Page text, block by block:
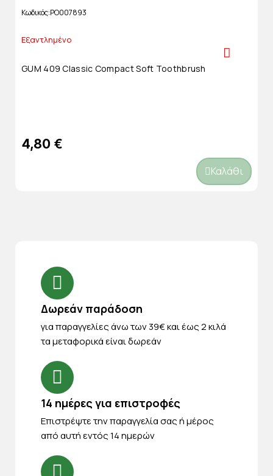
Κωδικός PO007893
Εξαντλημένο
GUM 409 Classic Compact Soft Toothbrush
4,80 €
Καλάθι
Δωρεάν παράδοση
για παραγγελίες άνω των 39€ και έως 2 κιλά
τα μεταφορικά είναι δωρεάν
14 ημέρες για επιστροφές
Eπιστρέψτε την παραγγελία σας ή μέρος
από αυτή εντός 14 ημερών